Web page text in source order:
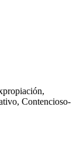
Contencioso-